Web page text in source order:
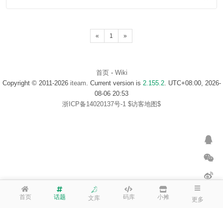
首页 话题 文库 码库 小摊 更多
« 1 »
首页- Wiki
Copyright © 2011-2026 iteam . Current version is 2.155.2. UTC+08:00, 2026-
08-06 20:53
浙ICP备14020137号-1 $访客地图$